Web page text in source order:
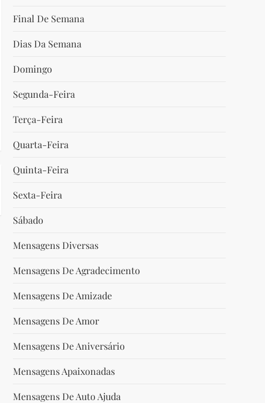
Final De Semana
Dias Da Semana
Domingo
Segunda-Feira
Terça-Feira
Quarta-Feira
Quinta-Feira
Sexta-Feira
Sábado
Mensagens Diversas
Mensagens De Agradecimento
Mensagens De Amizade
Mensagens De Amor
Mensagens De Aniversário
Mensagens Apaixonadas
Mensagens De Auto Ajuda